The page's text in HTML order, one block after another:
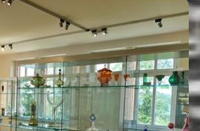
REISEMAGAZINE
THEMEN
ANGEBOTE